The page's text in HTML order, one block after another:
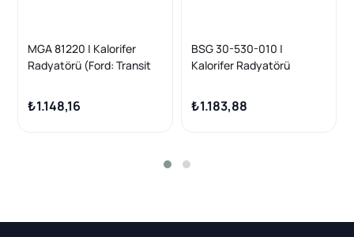
MGA 81220 | Kalorifer
Radyatörü (Ford: Transit
₺1.148,16
BSG 30-530-010 |
Kalorifer Radyatörü
₺1.183,88